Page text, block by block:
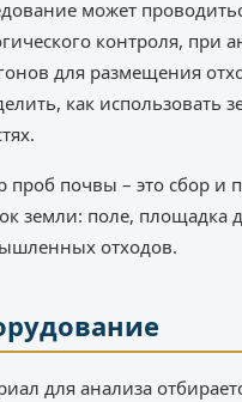
может
контроля, при
для размещения
как использовать
проб почвы – это сбор и
земли: поле, площадка
отходов.
для анализа